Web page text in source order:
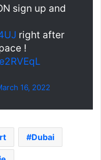
sign up and
right after
!
16, 2022
Dubai